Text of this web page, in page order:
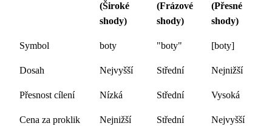
(Široké
shody)
(Frázové
shody)
(Přesné
shody)
Symbol boty "boty" [boty]
Dosah Nejvyšší Střední Nejnižší
Přesnost cílení Nízká Střední Vysoká
Cena za proklik
Nejnižší Střední Nejvyšší